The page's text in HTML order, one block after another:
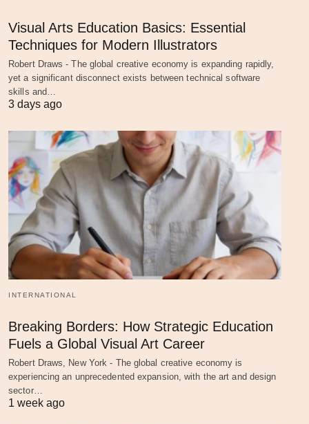
Visual Arts Education Basics: Essential
Techniques for Modern Illustrators
Robert Draws - The global creative economy is expanding rapidly,
yet a significant disconnect exists between technical software
skills and…
3 days ago
INTERNATIONAL
Breaking Borders: How Strategic Education
Fuels a Global Visual Art Career
Robert Draws, New York - The global creative economy is
experiencing an unprecedented expansion, with the art and design
sector…
1 week ago